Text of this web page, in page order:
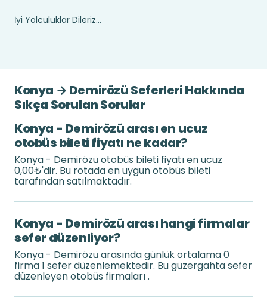
İyi Yolculuklar Dileriz...
Konya → Demirözü Seferleri Hakkında
Sıkça Sorulan Sorular
Konya - Demirözü arası en ucuz
otobüs bileti fiyatı ne kadar?
Konya - Demirözü otobüs bileti fiyatı en ucuz
0,00₺'dir. Bu rotada en uygun otobüs bileti
tarafından satılmaktadır.
Konya - Demirözü arası hangi firmalar
sefer düzenliyor?
Konya - Demirözü arasında günlük ortalama 0
firma 1 sefer düzenlemektedir. Bu güzergahta sefer
düzenleyen otobüs firmaları .